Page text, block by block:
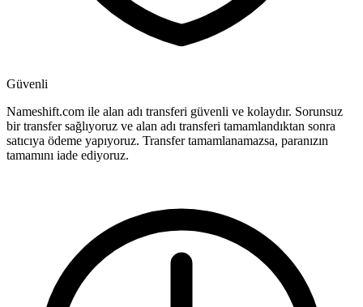
Güvenli
Nameshift.com ile alan adı transferi güvenli ve kolaydır. Sorunsuz
bir transfer sağlıyoruz ve alan adı transferi tamamlandıktan sonra
satıcıya ödeme yapıyoruz. Transfer tamamlanamazsa, paranızın
tamamını iade ediyoruz.